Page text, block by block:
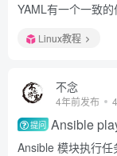
YAML有一个一致
Linux教程
不念
4年前发布
提问 Ansible
Ansible 模块执行